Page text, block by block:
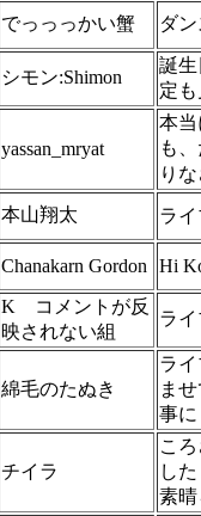
でっっっかい蟹 ダ
シモン:Shimon
誕
定
yassan_mryat
本
も
り
本山翔太 ラ
Chanakarn Gordon Hi
K コメントが反
映されない組
ラ
綿毛のたぬき
ラ
ま
事
チイラ
こ
し
素